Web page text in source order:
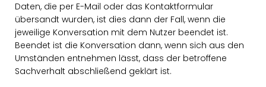
Daten, die per E-Mail oder das Kontaktformular
übersandt wurden, ist dies dann der Fall, wenn die
jeweilige Konversation mit dem Nutzer beendet ist.
Beendet ist die Konversation dann, wenn sich aus den
Umständen entnehmen lässt, dass der betroffene
Sachverhalt abschließend geklärt ist.